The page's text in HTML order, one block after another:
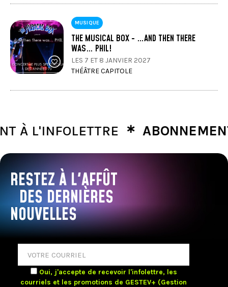
MUSIQUE
THE MUSICAL BOX - …AND THEN THERE
WAS… PHIL!
LES 7 ET 8 JANVIER 2027
THÉÂTRE CAPITOLE
∗ABONNEMENT À
RESTEZ À L'AFFÛT
DES DERNIÈRES
NOUVELLES